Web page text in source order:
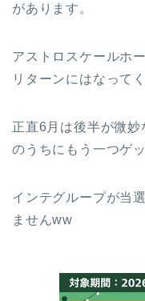
があります。
アストロスケールホ
リターンにはなって
正直6月は後半が微
のうちにもう一つゲ
インテグループが当
ませんww